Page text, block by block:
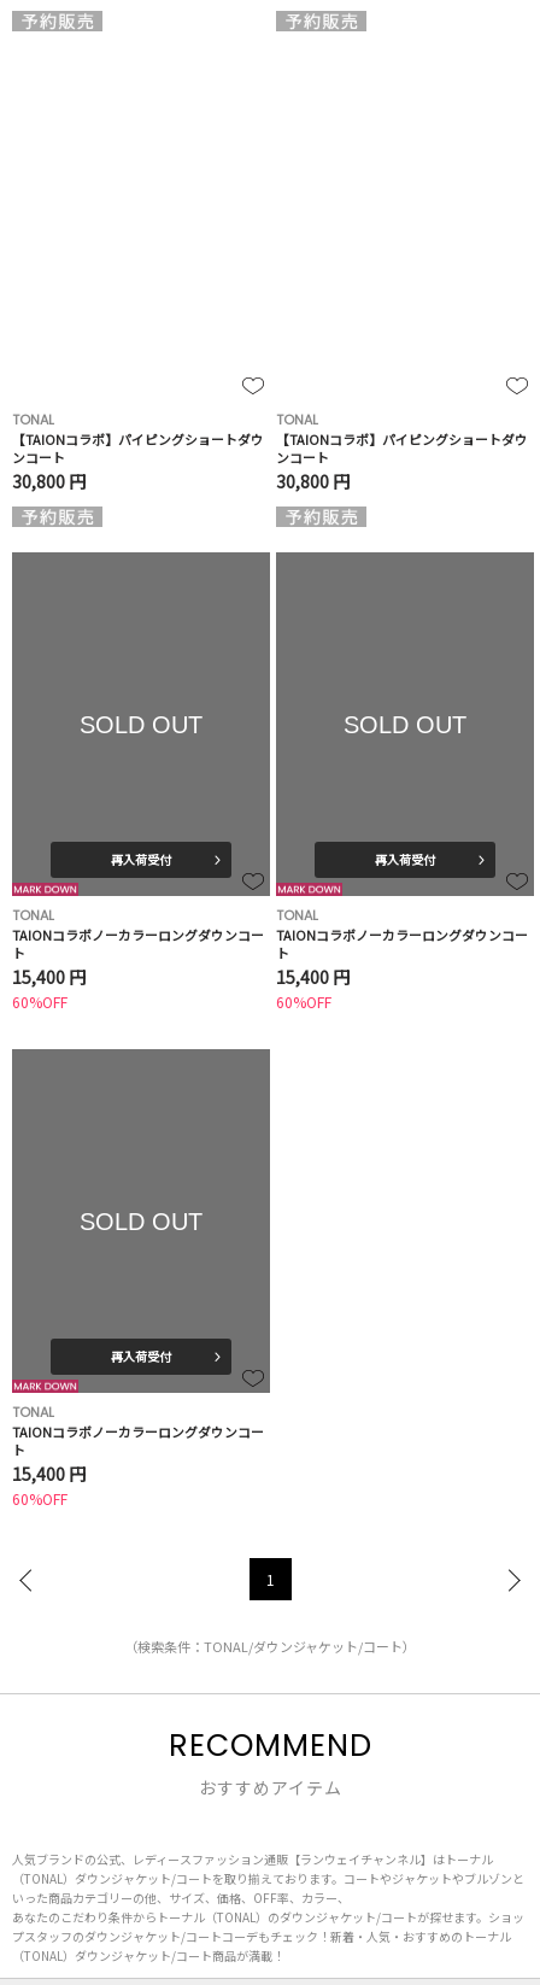
TONAL
【TAIONコラボ】パイピングショートダウ
ンコート
30,800 円
TONAL
【TAIONコラボ】パイピングショートダウ
ンコート
30,800 円
SOLD OUT
再入荷受付
TONAL
TAIONコラボノーカラーロングダウンコー
ト
15,400 円
60%OFF
SOLD OUT
再入荷受付
TONAL
TAIONコラボノーカラーロングダウンコー
ト
15,400 円
60%OFF
SOLD OUT
再入荷受付
TONAL
TAIONコラボノーカラーロングダウンコー
ト
15,400 円
60%OFF
1
（検索条件：TONAL/ダウンジャケット/コート）
RECOMMEND
おすすめアイテム
人気ブランドの公式、レディースファッション通販【ランウェイチャンネル】はトーナル
（TONAL）ダウンジャケット/コートを取り揃えております。コートやジャケットやブルゾンと
いった商品カテゴリーの他、サイズ、価格、OFF率、カラー、
あなたのこだわり条件からトーナル（TONAL）のダウンジャケット/コートが探せます。ショッ
プスタッフのダウンジャケット/コートコーデもチェック！新着・人気・おすすめのトーナル
（TONAL）ダウンジャケット/コート商品が満載！